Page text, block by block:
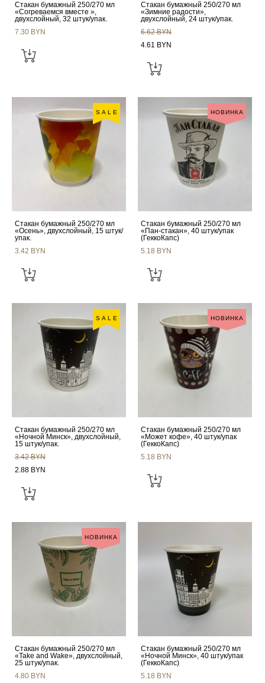
Стакан бумажный 250/270 мл
«Согреваемся вместе »,
двухслойный, 32 штук/упак.
7.30 BYN
Стакан бумажный 250/270 мл
«Зимние радости»,
двухслойный, 24 штук/упак.
6.62 BYN
4.61 BYN
SALE
Стакан бумажный 250/270 мл
«Осень», двухслойный, 15 штук/
упак.
3.42 BYN
НОВИНКА
Стакан бумажный 250/270 мл
«Пан-стакан», 40 штук/упак
(ГеккоКапс)
5.18 BYN
SALE
Стакан бумажный 250/270 мл
«Ночной Минск», двухслойный,
15 штук/упак.
3.42 BYN
2.88 BYN
НОВИНКА
Стакан бумажный 250/270 мл
«Может кофе», 40 штук/упак
(ГеккоКапс)
5.18 BYN
НОВИНКА
Стакан бумажный 250/270 мл
«Take and Wake», двухслойный,
25 штук/упак.
4.80 BYN
Стакан бумажный 250/270 мл
«Ночной Минск», 40 штук/упак
(ГеккоКапс)
5.18 BYN